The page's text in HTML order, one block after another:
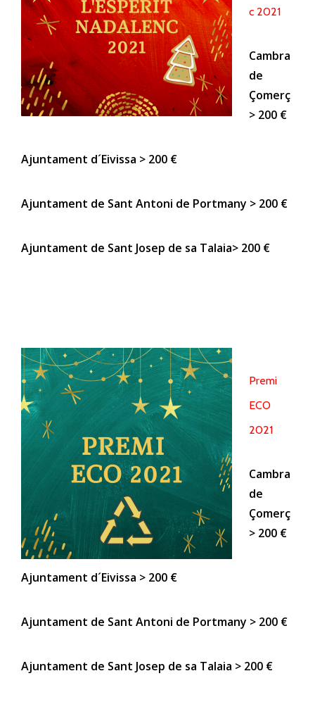
c 2021
Cambra
de
Çomerç
> 200 €
Ajuntament d´Eivissa > 200 €
Ajuntament de Sant Antoni de Portmany > 200 €
Ajuntament de Sant Josep de sa Talaia> 200 €
Premi
ECO
2021
Cambra
de
Çomerç
> 200 €
Ajuntament d´Eivissa > 200 €
Ajuntament de Sant Antoni de Portmany > 200 €
Ajuntament de Sant Josep de sa Talaia > 200 €